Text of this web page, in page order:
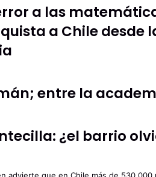
a las
a Chile desde
entre la
¿el barrio